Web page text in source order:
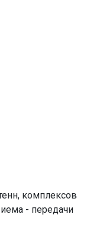
комплексов
- передачи